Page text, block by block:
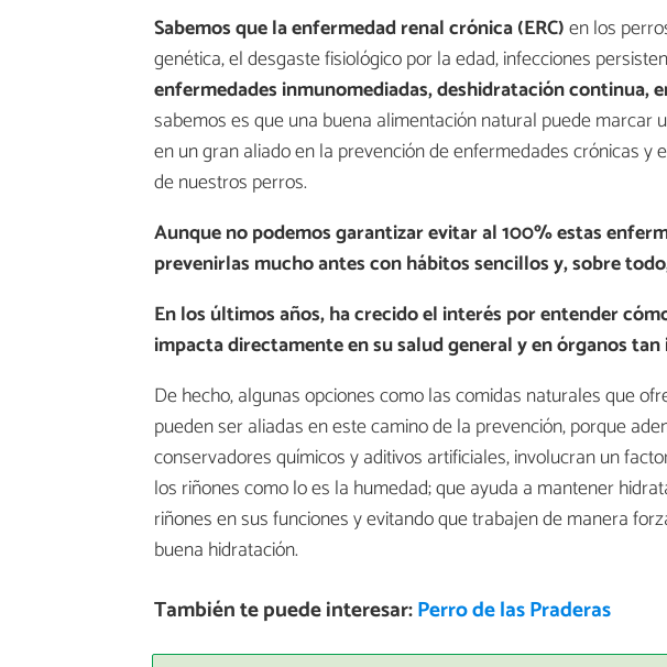
Sabemos que la enfermedad renal crónica (ERC)en los
genética, el desgaste fisiológico por la edad, infecciones
enfermedades inmunomediadas, deshidratación continua,
sabemos es que una buena alimentación natural puede marcar
en un gran aliado en la prevención de enfermedades crónicas y
de nuestros perros.
Aunque no podemos garantizar evitar al 100% estas
prevenirlas mucho antes con hábitos sencillos y, sobre
En los últimos años, ha crecido el interés por entender
impacta directamente en su salud general y en órganos
De hecho, algunas opciones como las comidas naturales que
pueden ser aliadas en este camino de la prevención, porque
conservadores químicos y aditivos artificiales, involucran un
los riñones como lo es la humedad; que ayuda a mantener
riñones en sus funciones y evitando que trabajen de manera
buena hidratación.
También te puede interesar:Perro de las Praderas